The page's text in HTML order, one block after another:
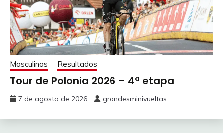
Masculinas Resultados
Tour de Polonia 2026 – 4ª etapa
7 de agosto de 2026 grandesminivueltas